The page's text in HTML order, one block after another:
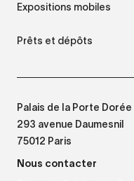
Expositions mobiles
Prêts et dépôts
Palais de la Porte Dorée
293 avenue Daumesnil
75012 Paris
Nous contacter